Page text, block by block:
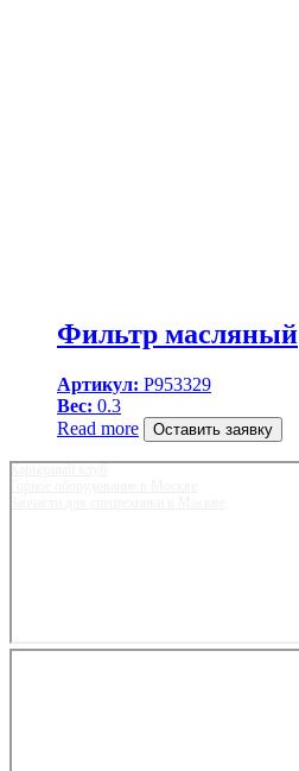
Фильтр масляный
Артикул: P953329
Вес: 0.3
Read more
Оставить заявку